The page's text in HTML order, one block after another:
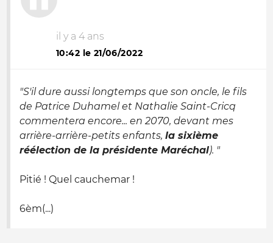
il y a 4 ans
10:42 le 21/06/2022
"S'il dure aussi longtemps que son oncle, le fils
de Patrice Duhamel et Nathalie Saint-Cricq
commentera encore... en 2070, devant mes
arrière-arrière-petits enfants, la sixième
réélection de la présidente Maréchal). "
Pitié ! Quel cauchemar !
6èm(...)